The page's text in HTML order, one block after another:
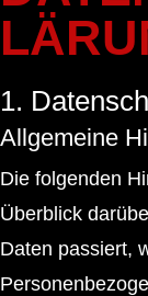
1.
Allgemeine
Die folgenden
Überblick
Daten passiert,